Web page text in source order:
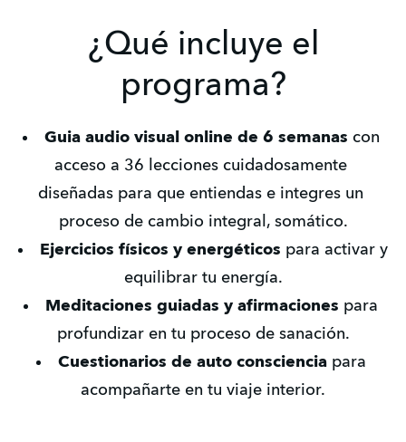
¿Qué incluye el
programa?
Guia audio visual online de 6 semanas con
acceso a 36 lecciones cuidadosamente
diseñadas para que entiendas e integres un
proceso de cambio integral, somático.
Ejercicios físicos y energéticos para activar y
equilibrar tu energía.
Meditaciones guiadas y afirmaciones para
profundizar en tu proceso de sanación.
Cuestionarios de auto consciencia para
acompañarte en tu viaje interior.